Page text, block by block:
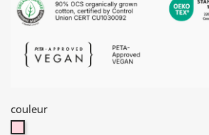
couleur